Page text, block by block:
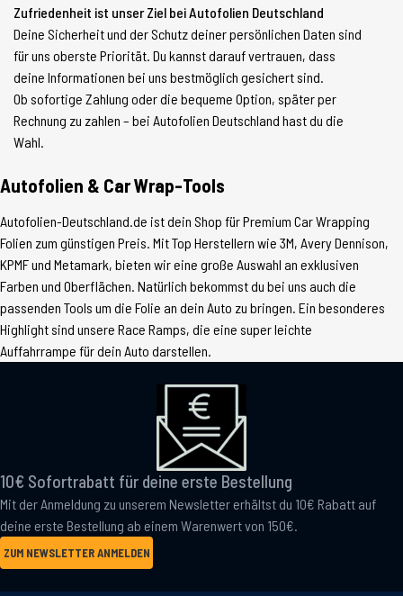
Zufriedenheit ist unser Ziel bei Autofolien Deutschland
Deine Sicherheit und der Schutz deiner persönlichen Daten sind
für uns oberste Priorität. Du kannst darauf vertrauen, dass
deine Informationen bei uns bestmöglich gesichert sind.
Ob sofortige Zahlung oder die bequeme Option, später per
Rechnung zu zahlen – bei Autofolien Deutschland hast du die
Wahl.
Autofolien & Car Wrap-Tools
Autofolien-Deutschland.de ist dein Shop für Premium Car Wrapping
Folien zum günstigen Preis. Mit Top Herstellern wie 3M, Avery Dennison,
KPMF und Metamark, bieten wir eine große Auswahl an exklusiven
Farben und Oberflächen. Natürlich bekommst du bei uns auch die
passenden Tools um die Folie an dein Auto zu bringen. Ein besonderes
Highlight sind unsere Race Ramps, die eine super leichte
Auffahrrampe für dein Auto darstellen.
10€ Sofortrabatt für deine erste Bestellung
Mit der Anmeldung zu unserem Newsletter erhältst du 10€ Rabatt auf
deine erste Bestellung ab einem Warenwert von 150€.
ZUM NEWSLETTER ANMELDEN